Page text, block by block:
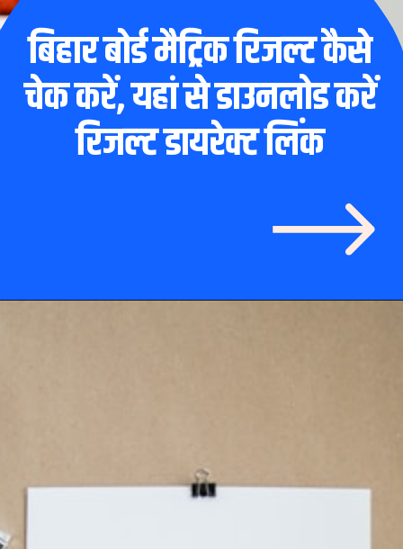
बिहार बोर्ड मैट्रिक रिजल्ट कैसे
चेक करें, यहां से डाउनलोड करें
रिजल्ट डायरेक्ट लिंक